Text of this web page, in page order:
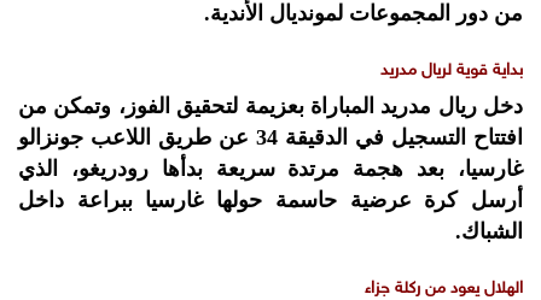
من دور المجموعات لمونديال الأندية.
بداية قوية لريال مدريد
دخل ريال مدريد المباراة بعزيمة لتحقيق الفوز، وتمكن من
افتتاح التسجيل في الدقيقة 34 عن طريق اللاعب جونزالو
غارسيا، بعد هجمة مرتدة سريعة بدأها رودريغو، الذي
أرسل كرة عرضية حاسمة حولها غارسيا ببراعة داخل
الشباك.
الهلال يعود من ركلة جزاء